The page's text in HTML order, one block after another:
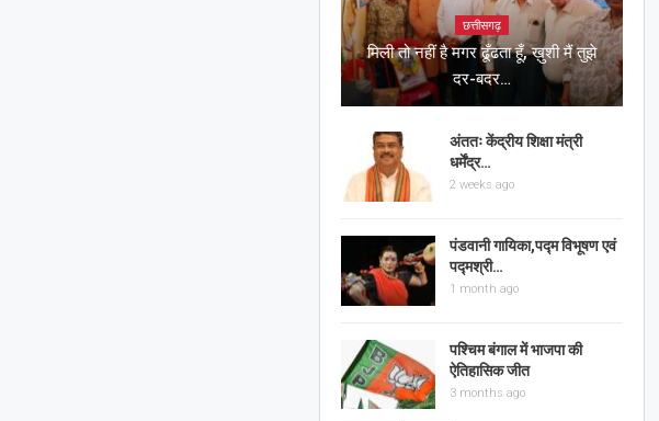
छत्तीसगढ़
मिली तो नहीं है मगर ढूँढता हूँ, ख़ुशी मैं तुझे
दर-बदर…
अंततः केंद्रीय शिक्षा मंत्री
धर्मेंद्र…
2 weeks ago
पंडवानी गायिका,पद्म विभूषण एवं
पद्मश्री…
1 month ago
पश्चिम बंगाल में भाजपा की
ऐतिहासिक जीत
3 months ago